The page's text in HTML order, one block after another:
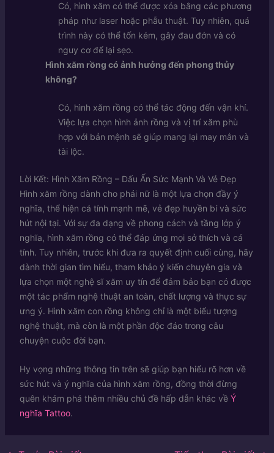
Có, hình xăm có thể được xóa bằng các phương
pháp như laser hoặc phẫu thuật. Tuy nhiên, quá
trình này có thể tốn kém, gây đau đớn và có
nguy cơ để lại sẹo.
Hình xăm rồng có ảnh hưởng đến phong thủy
không?
Có, hình xăm rồng có thể tác động đến vận khí.
Việc lựa chọn hình ảnh rồng và vị trí xăm phù
hợp với bản mệnh sẽ giúp mang lại may mắn và
tài lộc.
Lời Kết: Hình Xăm Rồng – Dấu Ấn Sức Mạnh Và Vẻ Đẹp
Hình xăm rồng dành cho phái nữ là một lựa chọn đầy ý
nghĩa, thể hiện cá tính mạnh mẽ, vẻ đẹp huyền bí và sức
hút nội tại. Với sự đa dạng về phong cách và tầng lớp ý
nghĩa, hình xăm rồng có thể đáp ứng mọi sở thích và cá
tính. Tuy nhiên, trước khi đưa ra quyết định cuối cùng, hãy
dành thời gian tìm hiểu, tham khảo ý kiến chuyên gia và
lựa chọn một nghệ sĩ xăm uy tín để đảm bảo bạn có được
một tác phẩm nghệ thuật an toàn, chất lượng và thực sự
ưng ý. Hình xăm con rồng không chỉ là một biểu tượng
nghệ thuật, mà còn là một phần độc đáo trong câu
chuyện cuộc đời bạn.
Hy vọng những thông tin trên sẽ giúp bạn hiểu rõ hơn về
sức hút và ý nghĩa của hình xăm rồng, đồng thời đừng
quên khám phá thêm nhiều chủ đề hấp dẫn khác về Ý
nghĩa Tattoo.